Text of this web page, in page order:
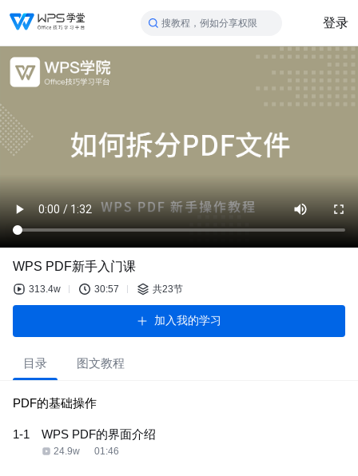
搜教程，例如分享权限 登录
WPS PDF新手入门课
313.4w 30:57 共23节
加入我的学习
目录 图文教程
PDF的基础操作
1-1 WPS PDF的界面介绍
24.9w 01:46